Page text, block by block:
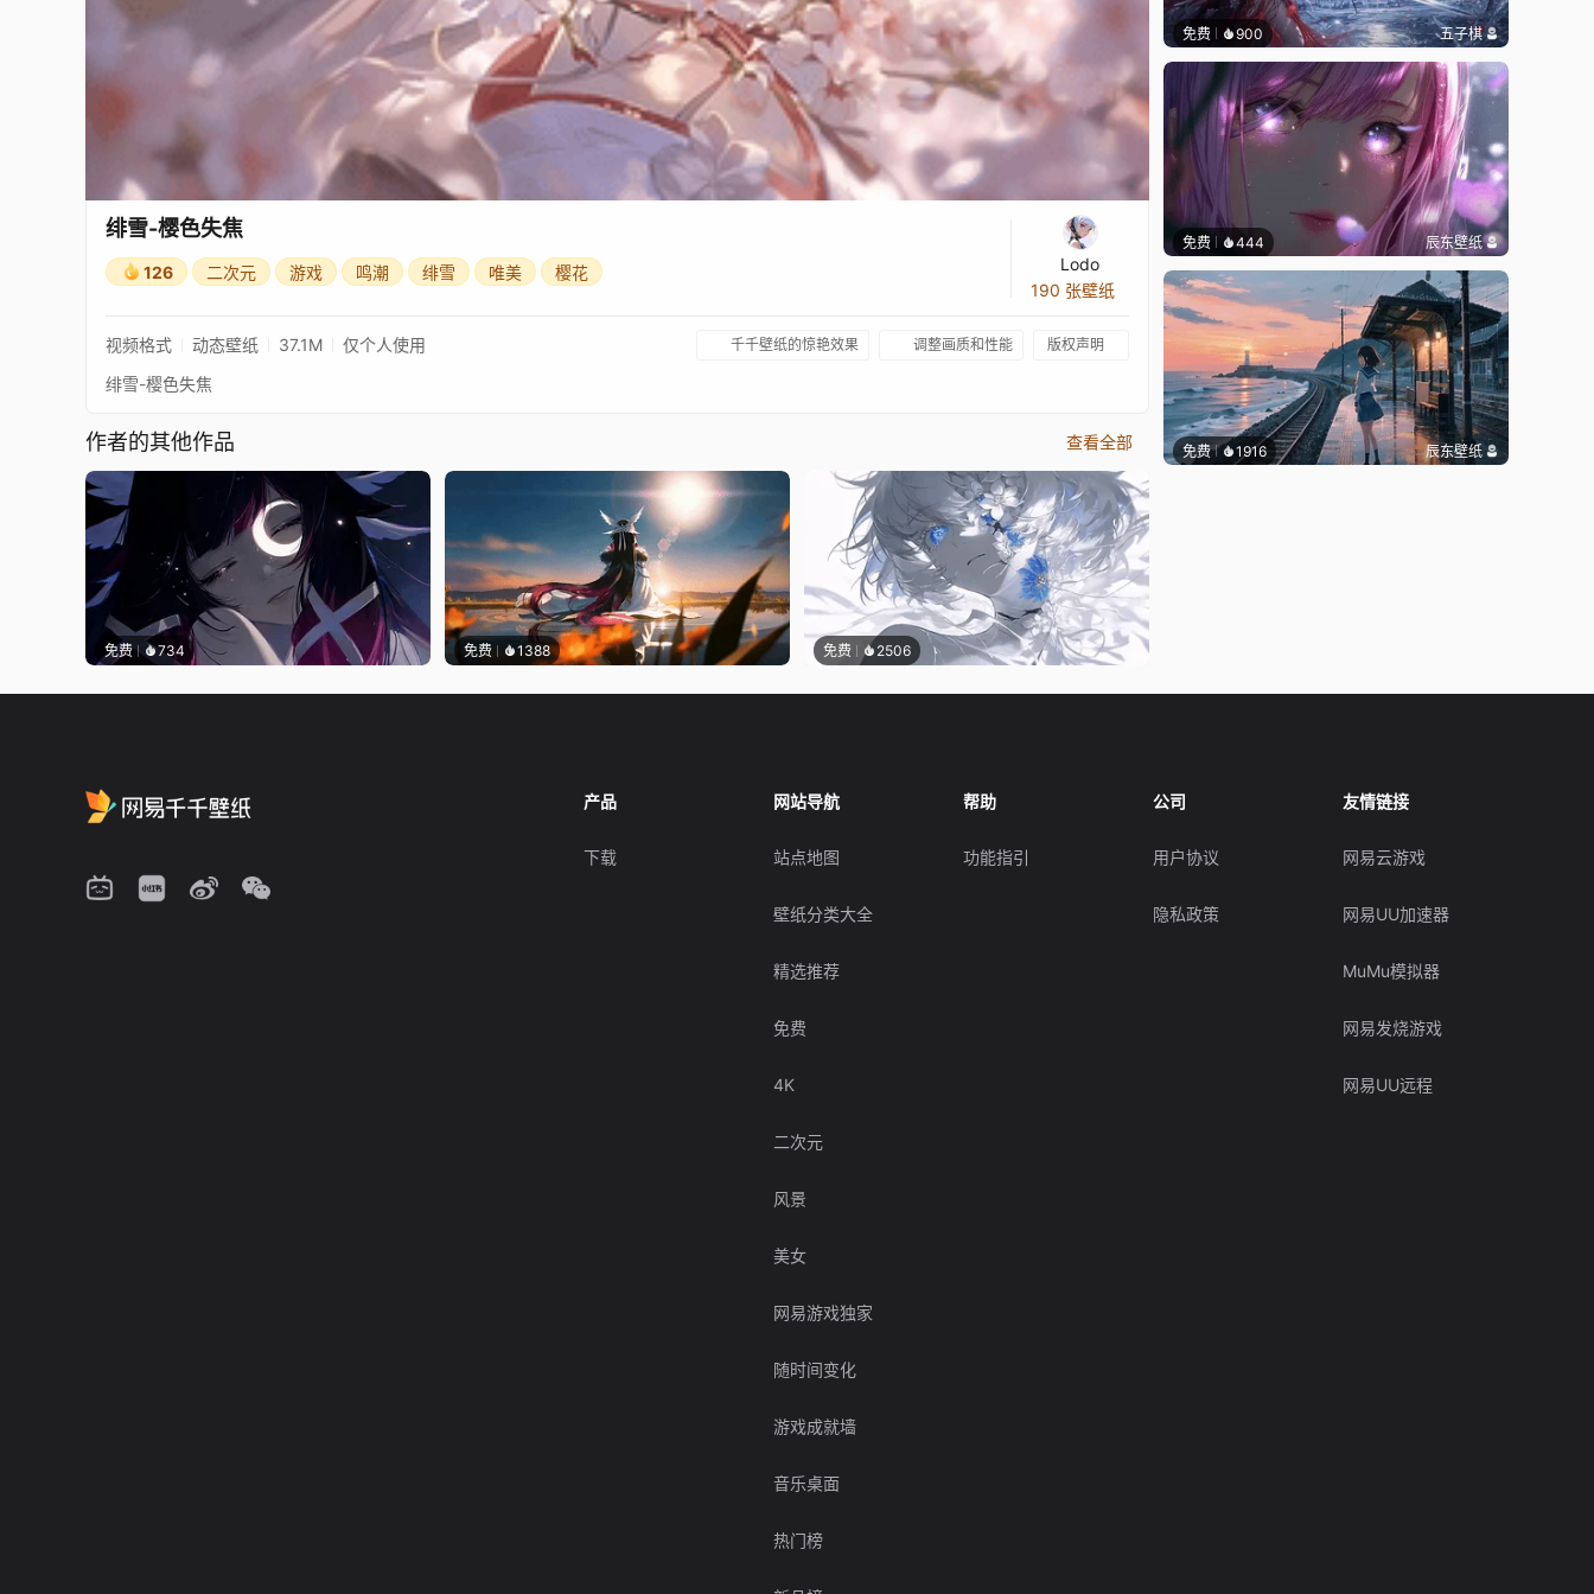
绯雪-樱色失焦
126 二次元 游戏 鸣潮 绯雪 唯美 樱花
Lodo
190 张壁纸
视频格式 动态壁纸 37.1M 仅个人使用 千千壁纸的惊艳效果 调整画质和性能 版权声明
绯雪-樱色失焦
作者的其他作品 查看全部
免费 734 免费 1388 免费 2506
免费 900 五子棋
免费 444 辰东壁纸
免费 1916 辰东壁纸
产品
下载
网站导航
站点地图
壁纸分类大全
精选推荐
免费
4K
二次元
风景
美女
网易游戏独家
随时间变化
游戏成就墙
音乐桌面
热门榜
帮助
功能指引
公司
用户协议
隐私政策
友情链接
网易云游戏
网易UU加速器
MuMu模拟器
网易发烧游戏
网易UU远程